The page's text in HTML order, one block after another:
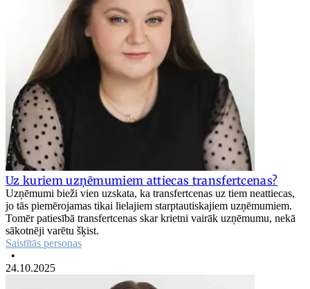
Uz kuriem uzņēmumiem attiecas transfertcenas?
Uzņēmumi bieži vien uzskata, ka transfertcenas uz tiem neattiecas,
jo tās piemērojamas tikai lielajiem starptautiskajiem uzņēmumiem.
Tomēr patiesībā transfertcenas skar krietni vairāk uzņēmumu, nekā
sākotnēji varētu šķist.
Saistītās personas
•
24.10.2025